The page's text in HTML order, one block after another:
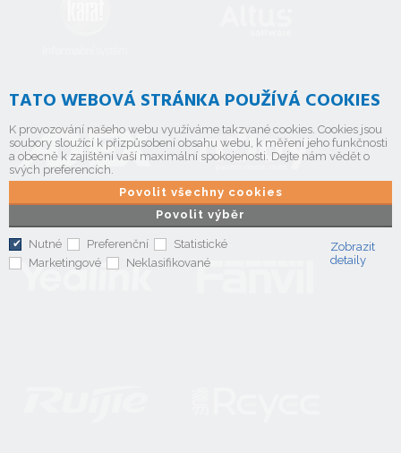
TATO WEBOVÁ STRÁNKA POUŽÍVÁ COOKIES
K provozování našeho webu využíváme takzvané cookies. Cookies jsou
soubory sloužící k přizpůsobení obsahu webu, k měření jeho funkčnosti
a obecně k zajištění vaší maximální spokojenosti. Dejte nám vědět o
svých preferencích.
Povolit výběr
Povolit všechny cookies
Nutné Preferenční
Statistické
Marketingové
Neklasifikované
Zobrazit
detaily